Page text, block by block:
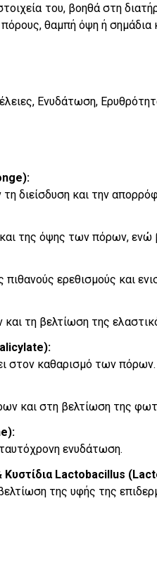
του, βοηθά στη
πόρους, θαμπή όψη ή
Ενυδάτωση,
τη διείσδυση και την
της όψης των πόρων,
ερεθισμούς και
τη βελτίωση της
στον καθαρισμό των πόρων.
και στη βελτίωση της
ενυδάτωση.
Lactobacillus
της υφής της